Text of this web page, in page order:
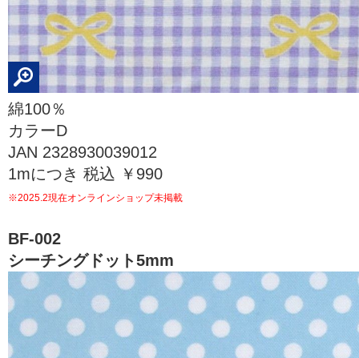
綿100％
カラーD
JAN 2328930039012
1mにつき 税込 ￥990
※2025.2現在オンラインショップ未掲載
BF-002
シーチングドット5mm